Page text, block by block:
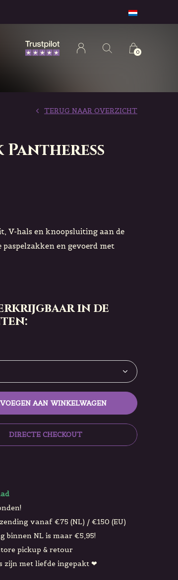
0
TERUG NAAR OVERZICHT
V-hals en knoopsluiting aan de
en gevoerd met
in de
AAN WINKELWAGEN
DIRECTE CHECKOUT
vanaf €75 (NL) / €150 (EU)
binnen NL is maar €5,95!
pickup & retour
zijn met liefde ingepakt ❤